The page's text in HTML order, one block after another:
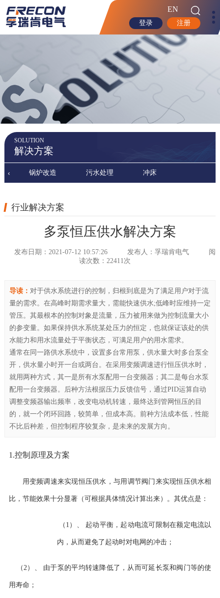
EN
登录 注册
SOLUTION
解决方案
锅炉改造 污水处理 冲床
‹
行业解决方案
多泵恒压供水解决方案
发布日期：2021-07-12 10:57:26 发布人：孚瑞肯电气
阅
读次数：22411次
导读： 对于供水系统进行的控制，归根到底是为了满足用户对于流
量的需求。在高峰时期需求量大，需能快速供水;低峰时应维持一定
管压。其最根本的控制对象是流量，压力被用来做为控制流量大小
的参变量。如果保持供水系统某处压力的恒定，也就保证该处的供
水能力和用水流量处于平衡状态，可满足用户的用水需求。
通常在同一路供水系统中，设置多台常用泵，供水量大时多台泵全
开，供水量小时开一台或两台。在采用变频调速进行恒压供水时，
就用两种方式，其一是所有水泵配用一台变频器；其二是每台水泵
配用一台变频器。后种方法根据压力反馈信号，通过PID运算自动
调整变频器输出频率，改变电动机转速，最终达到管网恒压的目
的，就一个闭环回路，较简单，但成本高。前种方法成本低，性能
不比后种差，但控制程序较复杂，是未来的发展方向。
1.控制原理及方案
用变频调速来实现恒压供水，与用调节阀门来实现恒压供水相
比，节能效果十分显著（可根据具体情况计算出来）。其优点是：
（ 1 ） 起动平衡，起动电流可限制在额定电流以
内，从而避免了起动时对电网的冲击；
（2） 、 由于泵的平均转速降低了，从而可延长泵和阀门等的使
用寿命；